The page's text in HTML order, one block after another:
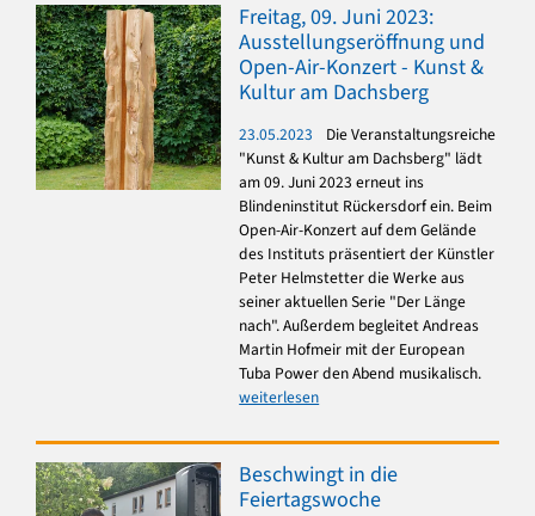
Freitag, 09. Juni 2023:
Ausstellungseröffnung und
Open-Air-Konzert - Kunst &
Kultur am Dachsberg
23.05.2023
Die Veranstaltungsreiche
"Kunst & Kultur am Dachsberg" lädt
am 09. Juni 2023 erneut ins
Blindeninstitut Rückersdorf ein. Beim
Open-Air-Konzert auf dem Gelände
des Instituts präsentiert der Künstler
Peter Helmstetter die Werke aus
seiner aktuellen Serie "Der Länge
nach". Außerdem begleitet Andreas
Martin Hofmeir mit der European
Tuba Power den Abend musikalisch.
weiterlesen
Beschwingt in die
Feiertagswoche